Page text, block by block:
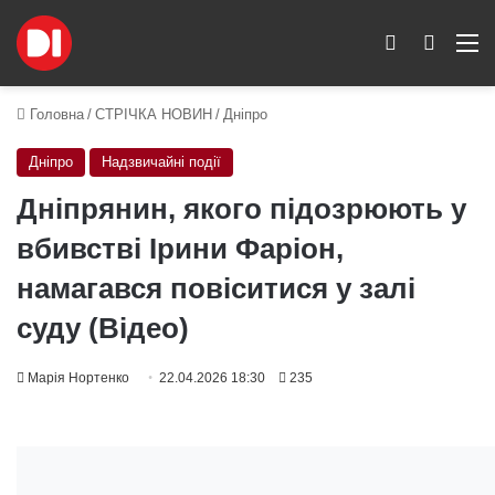
Пошук
Switch skin
Головна / СТРІЧКА НОВИН / Дніпро
Дніпро Надзвичайні події
Дніпрянин, якого підозрюють у
вбивстві Ірини Фаріон,
намагався повіситися у залі
суду (Відео)
Марія Нортенко 22.04.2026 18:30 235